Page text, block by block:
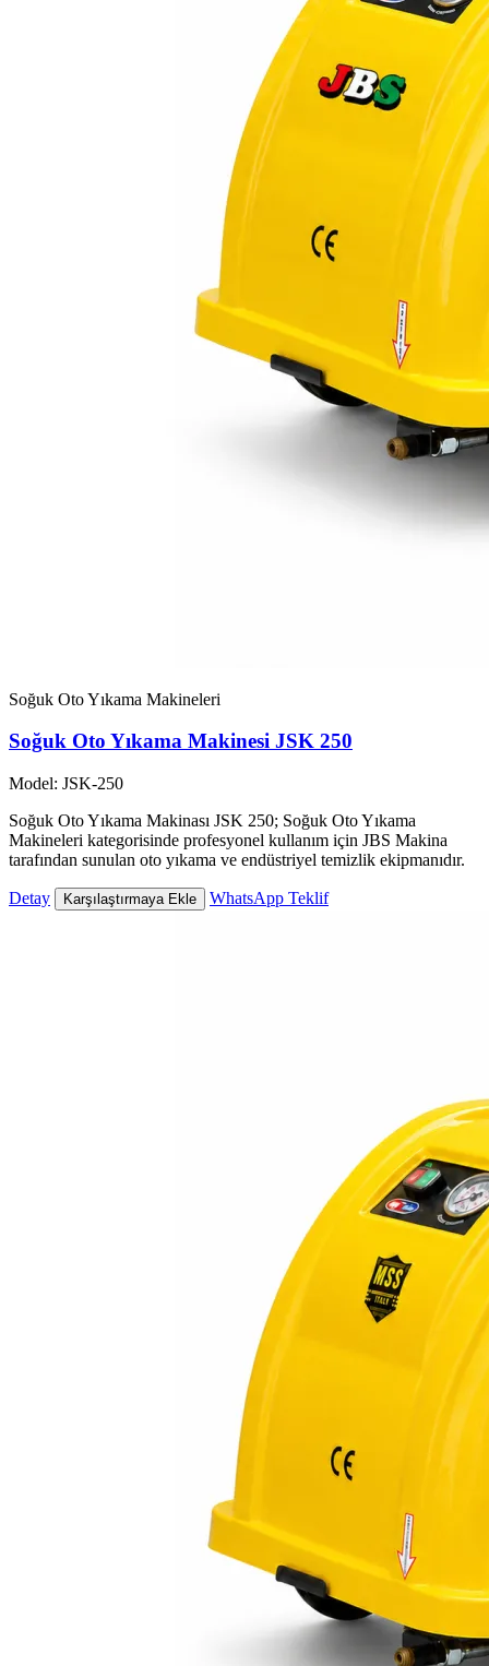
Soğuk Oto Yıkama Makineleri
Soğuk Oto Yıkama Makinesi JSK 250
Model: JSK-250
Soğuk Oto Yıkama Makinası JSK 250; Soğuk Oto Yıkama
Makineleri kategorisinde profesyonel kullanım için JBS Makina
tarafından sunulan oto yıkama ve endüstriyel temizlik ekipmanıdır.
Detay Karşılaştırmaya Ekle WhatsApp Teklif